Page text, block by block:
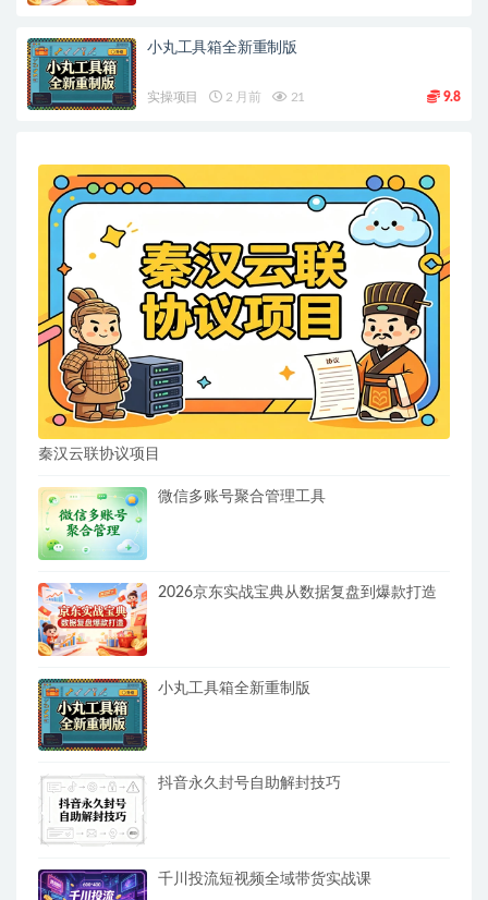
小丸工具箱全新重制版
实操项目 2 月前 21 9.8
秦汉云联协议项目
微信多账号聚合管理工具
2026京东实战宝典从数据复盘到爆款打造
小丸工具箱全新重制版
抖音永久封号自助解封技巧
千川投流短视频全域带货实战课